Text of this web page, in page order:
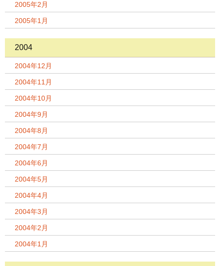
2005年2月
2005年1月
2004
2004年12月
2004年11月
2004年10月
2004年9月
2004年8月
2004年7月
2004年6月
2004年5月
2004年4月
2004年3月
2004年2月
2004年1月